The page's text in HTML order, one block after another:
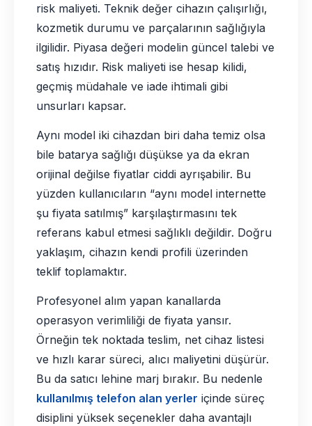
risk maliyeti. Teknik değer cihazın çalışırlığı,
kozmetik durumu ve parçalarının sağlığıyla
ilgilidir. Piyasa değeri modelin güncel talebi ve
satış hızıdır. Risk maliyeti ise hesap kilidi,
geçmiş müdahale ve iade ihtimali gibi
unsurları kapsar.
Aynı model iki cihazdan biri daha temiz olsa
bile batarya sağlığı düşükse ya da ekran
orijinal değilse fiyatlar ciddi ayrışabilir. Bu
yüzden kullanıcıların “aynı model internette
şu fiyata satılmış” karşılaştırmasını tek
referans kabul etmesi sağlıklı değildir. Doğru
yaklaşım, cihazın kendi profili üzerinden
teklif toplamaktır.
Profesyonel alım yapan kanallarda
operasyon verimliliği de fiyata yansır.
Örneğin tek noktada teslim, net cihaz listesi
ve hızlı karar süreci, alıcı maliyetini düşürür.
Bu da satıcı lehine marj bırakır. Bu nedenle
kullanılmış telefon alan yerler içinde süreç
disiplini yüksek seçenekler daha avantajlı